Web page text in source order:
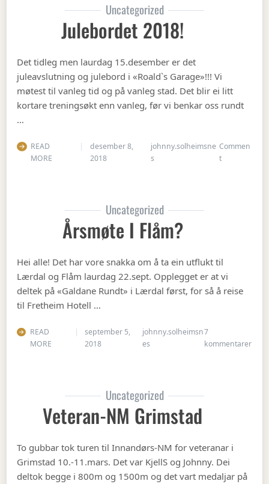
Uncategorized
Julebordet 2018!
Det tidleg men laurdag 15.desember er det
juleavslutning og julebord i «Roald`s Garage»!!! Vi
møtest til vanleg tid og på vanleg stad. Det blir ei litt
kortare treningsøkt enn vanleg, før vi benkar oss rundt
…
READ
MORE
desember 8,
2018
johnny.solheimsne
s
Commen
ton Julebordet
Uncategorized
Årsmøte I Flåm?
Hei alle! Det har vore snakka om å ta ein utflukt til
Lærdal og Flåm laurdag 22.sept. Opplegget er at vi
deltek på «Galdane Rundt» i Lærdal først, for så å reise
til Fretheim Hotell …
READ
MORE
september 5,
2018
johnny.solheimsn
es
7
kommentarertil
Uncategorized
Veteran-NM Grimstad
To gubbar tok turen til Innandørs-NM for veteranar i
Grimstad 10.-11.mars. Det var KjellS og Johnny. Dei
deltok begge i 800m og 1500m og det vart medaljar på